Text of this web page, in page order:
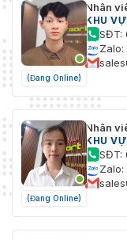
(Đang Online)
Nhân
KHU
SĐT:
(Đang Online)
Nhân
KHU
SĐT:
Zalo: